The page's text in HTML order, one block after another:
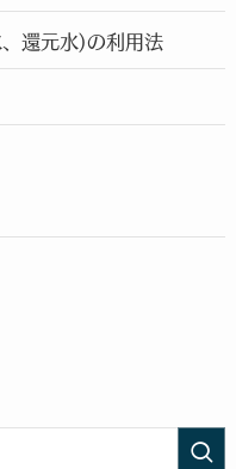
還元水)の利用法